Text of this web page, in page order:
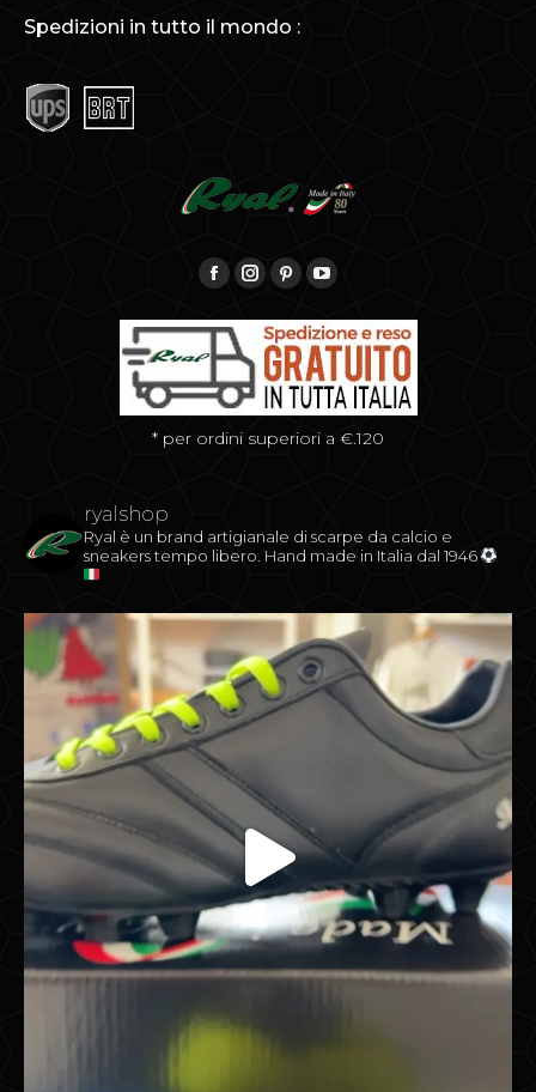
Spedizioni in tutto il mondo :
Facebook
Instagram
PinterestYouTube
* per ordini superiori a €.120
ryalshop
Ryal è un brand artigianale di scarpe da calcio e
sneakers tempo libero. Hand made in Italia dal 1946